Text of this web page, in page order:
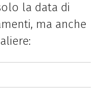
la data di
ma anche